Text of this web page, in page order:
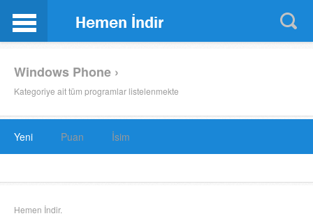
Windows Phone ›
Kategoriye ait tüm programlar listelenmekte
Yeni Puan İsim
Hemen İndir.